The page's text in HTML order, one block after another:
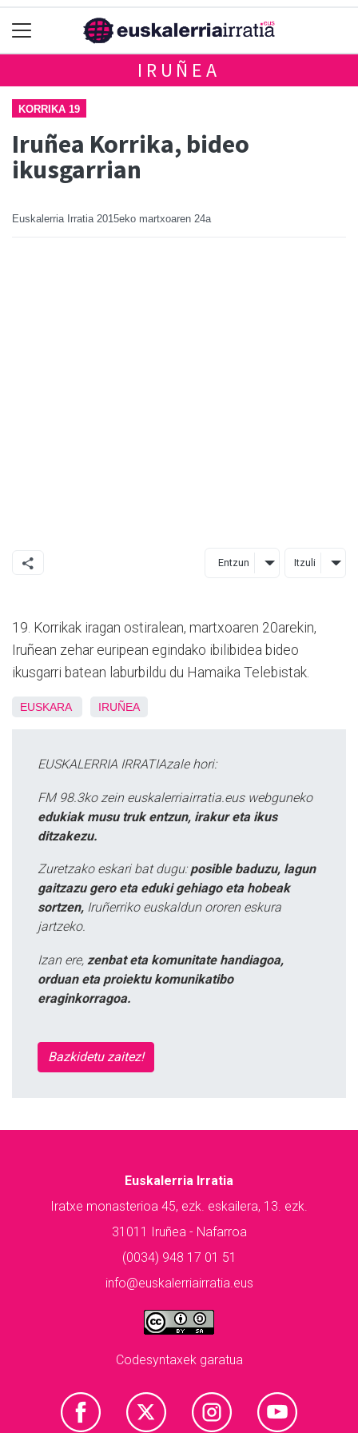
IRUÑEA
KORRIKA 19
Iruñea Korrika, bideo
ikusgarrian
Euskalerria Irratia 2015eko martxoaren 24a
Entzun Itzuli
19. Korrikak iragan ostiralean, martxoaren 20arekin,
Iruñean zehar euripean egindako ibilibidea bideo
ikusgarri batean laburbildu du Hamaika Telebistak.
EUSKARA IRUÑEA
EUSKALERRIA IRRATIAzale hori:
FM 98.3ko zein euskalerriairratia.eus webguneko
edukiak musu truk entzun, irakur eta ikus
ditzakezu.
Zuretzako eskari bat dugu: posible baduzu, lagun
gaitzazu gero eta eduki gehiago eta hobeak
sortzen, Iruñerriko euskaldun ororen eskura
jartzeko.
Izan ere, zenbat eta komunitate handiagoa,
orduan eta proiektu komunikatibo
eraginkorragoa.
Bazkidetu zaitez!
Euskalerria Irratia
Iratxe monasterioa 45, ezk. eskailera, 13. ezk.
31011 Iruñea - Nafarroa
(0034) 948 17 01 51
info@euskalerriairratia.eus
Codesyntaxek garatua